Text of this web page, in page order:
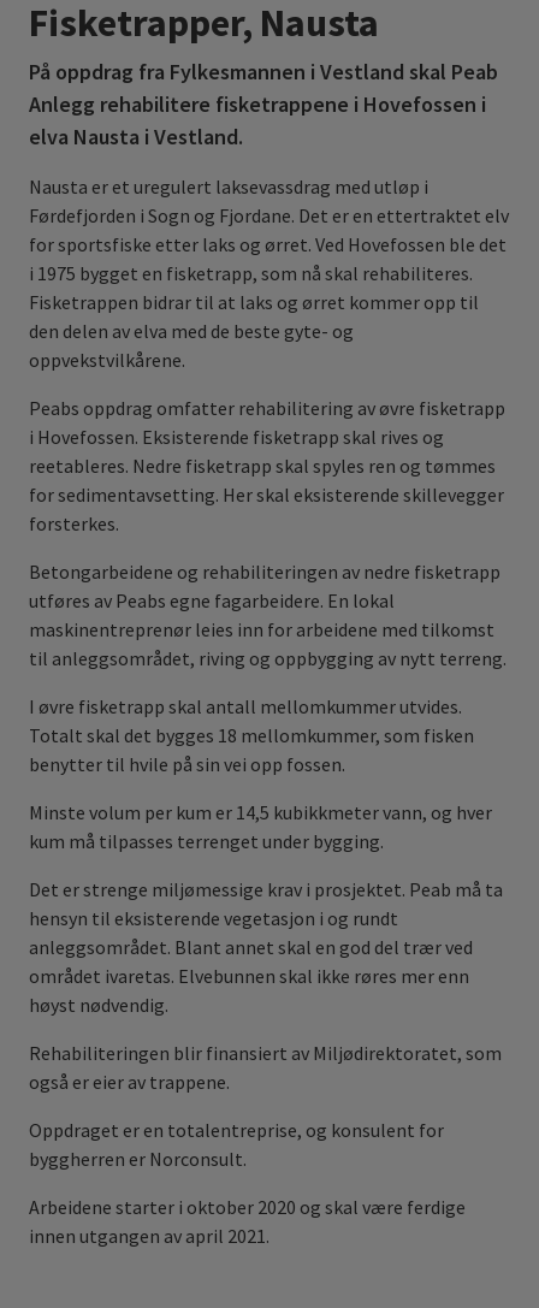
Fisketrapper, Nausta
På oppdrag fra Fylkesmannen i Vestland skal Peab
Anlegg rehabilitere fisketrappene i Hovefossen i
elva Nausta i Vestland.
Nausta er et uregulert laksevassdrag med utløp i
Førdefjorden i Sogn og Fjordane. Det er en ettertraktet elv
for sportsfiske etter laks og ørret. Ved Hovefossen ble det
i 1975 bygget en fisketrapp, som nå skal rehabiliteres.
Fisketrappen bidrar til at laks og ørret kommer opp til
den delen av elva med de beste gyte- og
oppvekstvilkårene.
Peabs oppdrag omfatter rehabilitering av øvre fisketrapp
i Hovefossen. Eksisterende fisketrapp skal rives og
reetableres. Nedre fisketrapp skal spyles ren og tømmes
for sedimentavsetting. Her skal eksisterende skillevegger
forsterkes.
Betongarbeidene og rehabiliteringen av nedre fisketrapp
utføres av Peabs egne fagarbeidere. En lokal
maskinentreprenør leies inn for arbeidene med tilkomst
til anleggsområdet, riving og oppbygging av nytt terreng.
I øvre fisketrapp skal antall mellomkummer utvides.
Totalt skal det bygges 18 mellomkummer, som fisken
benytter til hvile på sin vei opp fossen.
Minste volum per kum er 14,5 kubikkmeter vann, og hver
kum må tilpasses terrenget under bygging.
Det er strenge miljømessige krav i prosjektet. Peab må ta
hensyn til eksisterende vegetasjon i og rundt
anleggsområdet. Blant annet skal en god del trær ved
området ivaretas. Elvebunnen skal ikke røres mer enn
høyst nødvendig.
Rehabiliteringen blir finansiert av Miljødirektoratet, som
også er eier av trappene.
Oppdraget er en totalentreprise, og konsulent for
byggherren er Norconsult.
Arbeidene starter i oktober 2020 og skal være ferdige
innen utgangen av april 2021.